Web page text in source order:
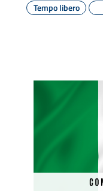
Tempo libero